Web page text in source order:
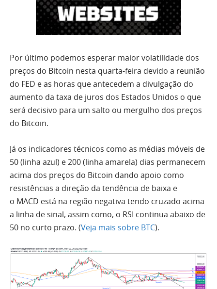
Por último podemos esperar maior volatilidade dos
preços do Bitcoin nesta quarta-feira devido a reunião
do FED e as horas que antecedem a divulgação do
aumento da taxa de juros dos Estados Unidos o que
será decisivo para um salto ou mergulho dos preços
do Bitcoin.
Já os indicadores técnicos como as médias móveis de
50 (linha azul) e 200 (linha amarela) dias permanecem
acima dos preços do Bitcoin dando apoio como
resistências a direção da tendência de baixa e
o MACD está na região negativa tendo cruzado acima
a linha de sinal, assim como, o RSI continua abaixo de
50 no curto prazo. (Veja mais sobre BTC).